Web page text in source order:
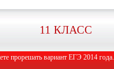
11 КЛАСС
прорешать вариант ЕГЭ 2014 года.